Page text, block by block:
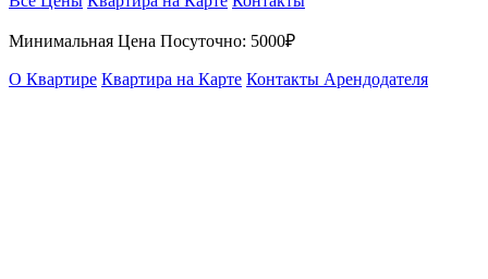
Минимальная Цена Посуточно: 5000₽
О Квартире Квартира на Карте Контакты Арендодателя